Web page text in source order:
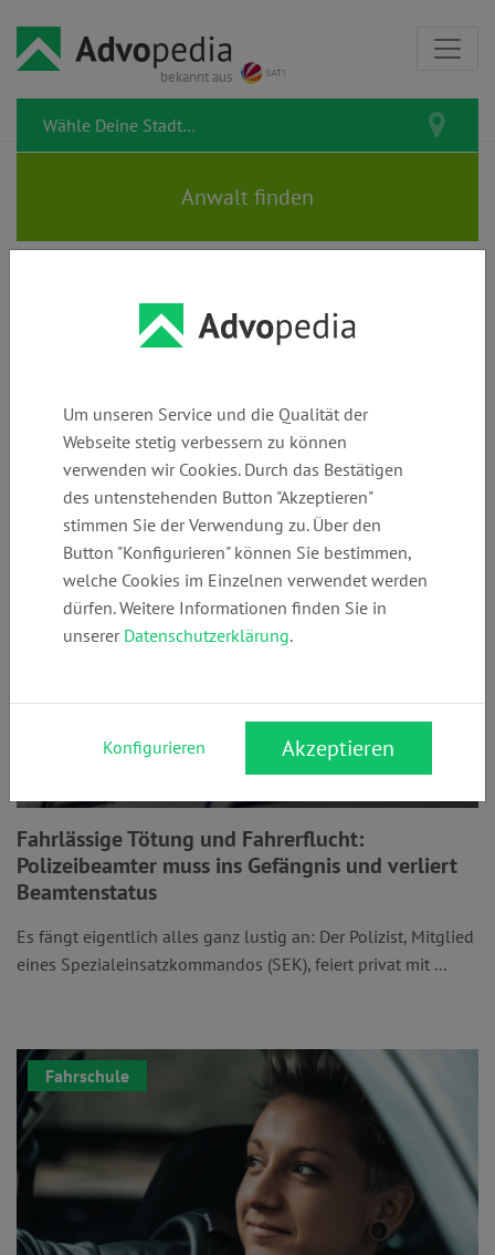
bekannt aus
Rechtstipps zum Thema
Fahrlässige Tötung
Fahrlässige Tötung und Fahrerflucht:
Polizeibeamter muss ins Gefängnis und verliert
Beamtenstatus
Es fängt eigentlich alles ganz lustig an: Der Polizist, Mitglied
eines Spezialeinsatzkommandos (SEK), feiert privat mit ...
Fahrschule
Um unseren Service und die Qualität der
Webseite stetig verbessern zu können
verwenden wir Cookies. Durch das Bestätigen
des untenstehenden Button "Akzeptieren"
stimmen Sie der Verwendung zu. Über den
Button "Konfigurieren" können Sie bestimmen,
welche Cookies im Einzelnen verwendet werden
dürfen. Weitere Informationen finden Sie in
unserer Datenschutzerklärung.
Konfigurieren Akzeptieren